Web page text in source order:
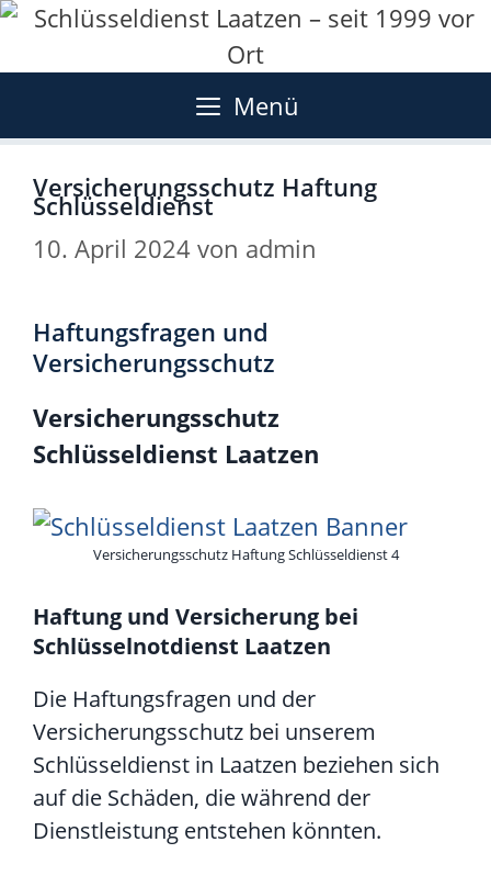
Zum
Menü
Versicherungsschutz Haftung
Schlüsseldienst
10. April 2024 von admin
Haftungsfragen und
Versicherungsschutz
Versicherungsschutz
Schlüsseldienst Laatzen
Versicherungsschutz Haftung Schlüsseldienst 4
Haftung und Versicherung bei
Schlüsselnotdienst Laatzen
Die Haftungsfragen und der
Versicherungsschutz bei unserem
Schlüsseldienst in Laatzen beziehen sich
auf die Schäden, die während der
Dienstleistung entstehen könnten.